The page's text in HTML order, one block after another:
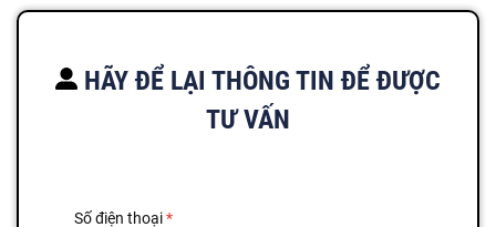
HÃY ĐỂ LẠI THÔNG TIN ĐỂ ĐƯỢC
TƯ VẤN